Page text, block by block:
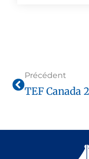
Précédent